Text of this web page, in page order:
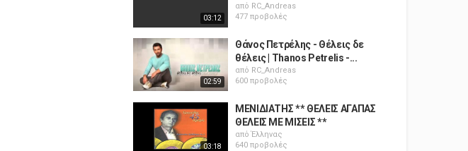
03:12
από RC_Andreas
477 προβολές
02:59
Θάνος Πετρέλης - Θέλεις δε
θέλεις | Thanos Petrelis -...
από RC_Andreas
600 προβολές
03:18
ΜΕΝΙΔΙΑΤΗΣ ** ΘΕΛΕΙΣ ΑΓΑΠΑΣ
ΘΕΛΕΙΣ ΜΕ ΜΙΣΕΙΣ **
απόΈλληνας
640 προβολές